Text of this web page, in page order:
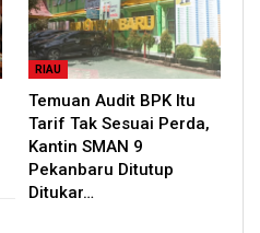
RIAU
Temuan Audit BPK Itu
Tarif Tak Sesuai Perda,
Kantin SMAN 9
Pekanbaru Ditutup
Ditukar…